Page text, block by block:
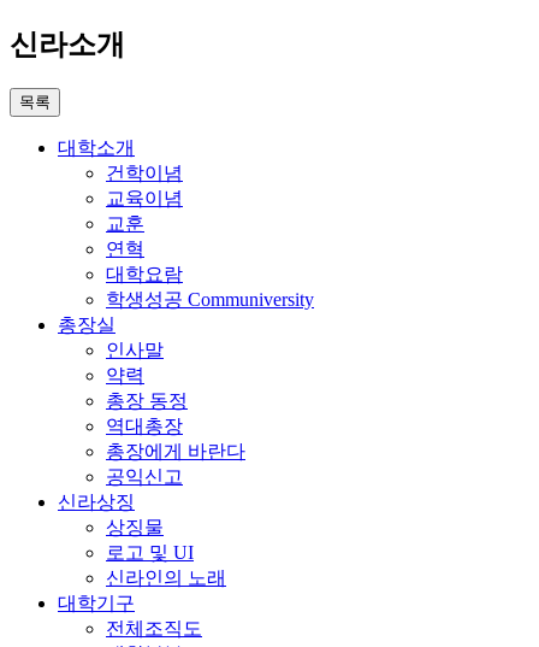
신라소개
목록
대학소개
건학이념
교육이념
교훈
연혁
대학요람
학생성공 Communiversity
총장실
인사말
약력
총장 동정
역대총장
총장에게 바란다
공익신고
신라상징
상징물
로고 및 UI
신라인의 노래
대학기구
전체조직도